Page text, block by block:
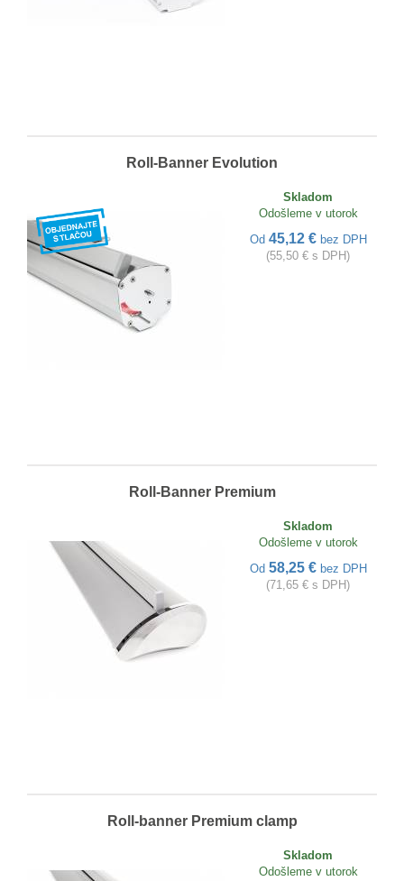
Roll-Banner Evolution
Skladom
Odošleme v utorok
Od 45,12 € bez DPH
(55,50 € s DPH)
Roll-Banner Premium
Skladom
Odošleme v utorok
Od 58,25 € bez DPH
(71,65 € s DPH)
Roll-banner Premium clamp
Skladom
Odošleme v utorok